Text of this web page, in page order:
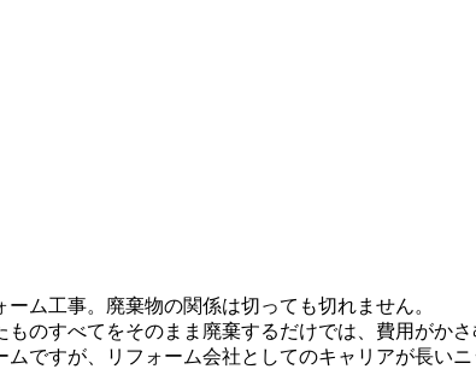
ム工事。廃棄物の関係は切っても切れません。
のすべてをそのまま廃棄するだけでは、費用がか
ですが、リフォーム会社としてのキャリアが長い